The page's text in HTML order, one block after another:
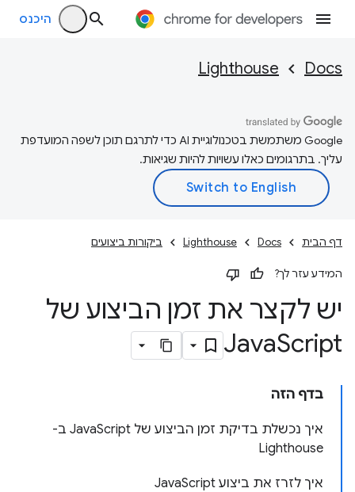
היכנס
Docs
Lighthouse
‫Google משתמשת בטכנולוגיית AI כדי לתרגם תוכן לשפה המועדפת
עליך. בתרגומים כאלו עשויות להיות שגיאות.
דף הבית Docs
Lighthouse ביקורות ביצועים
המידע עזר לך?
יש לקצר את זמן הביצוע של
JavaScript
בדף הזה
איך נכשלת בדיקת זמן הביצוע של JavaScript ב-
Lighthouse
איך לזרז את ביצוע JavaScript